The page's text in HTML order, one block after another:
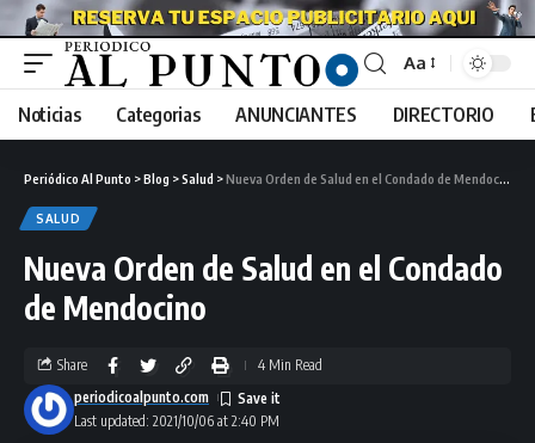
Aa
Noticias Categorias ANUNCIANTES DIRECTORIO
Periódico Al Punto >Blog >Salud >Nueva Orden de Salud en el Condado de Mendocino
SALUD
Nueva Orden de Salud en el Condado
de Mendocino
Last updated: 2021/10/06 at 2:40 PM
periodicoalpunto.com
Share 4 Min Read